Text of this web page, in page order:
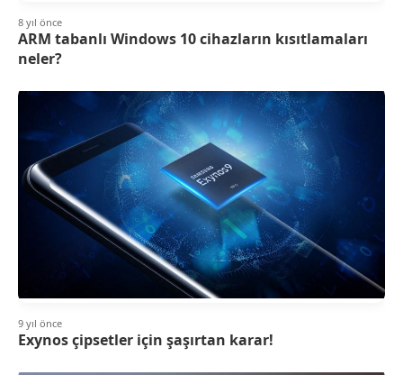
8 yıl önce
ARM tabanlı Windows 10 cihazların kısıtlamaları
neler?
9 yıl önce
Exynos çipsetler için şaşırtan karar!